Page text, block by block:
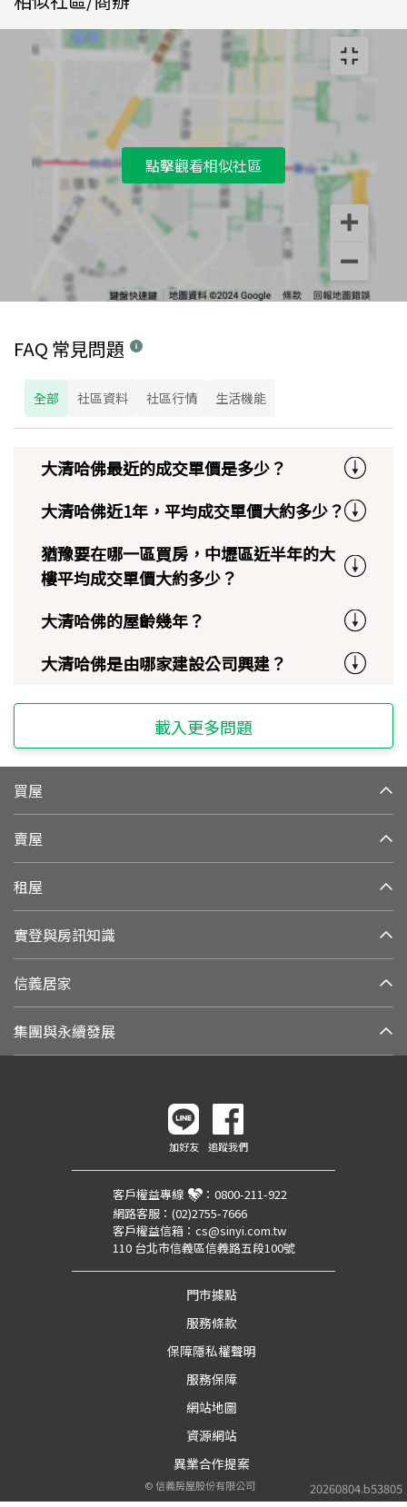
點擊觀看相似社區
FAQ 常見問題
全部 社區資料 社區行情 生活機能
大清哈佛最近的成交單價是多少？
大清哈佛近1年，平均成交單價大約多少？
猶豫要在哪一區買房，中壢區近半年的大
樓平均成交單價大約多少？
大清哈佛的屋齡幾年？
大清哈佛是由哪家建設公司興建？
載入更多問題
買屋
賣屋
租屋
實登與房訊知識
信義居家
集團與永續發展
20260804.b53805
加好友 追蹤我們
客戶權益專線 ： 0800-211-922
網路客服： (02)2755-7666
客戶權益信箱： cs@sinyi.com.tw
110 台北市信義區信義路五段100號
門市據點
服務條款
保障隱私權聲明
服務保障
網站地圖
資源網站
異業合作提案
©信義房屋股份有限公司